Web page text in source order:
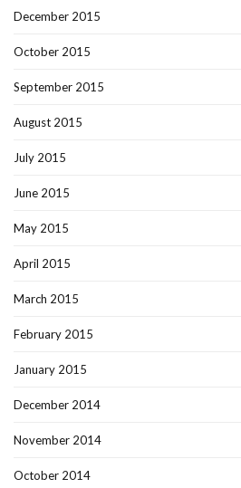
December 2015
October 2015
September 2015
August 2015
July 2015
June 2015
May 2015
April 2015
March 2015
February 2015
January 2015
December 2014
November 2014
October 2014